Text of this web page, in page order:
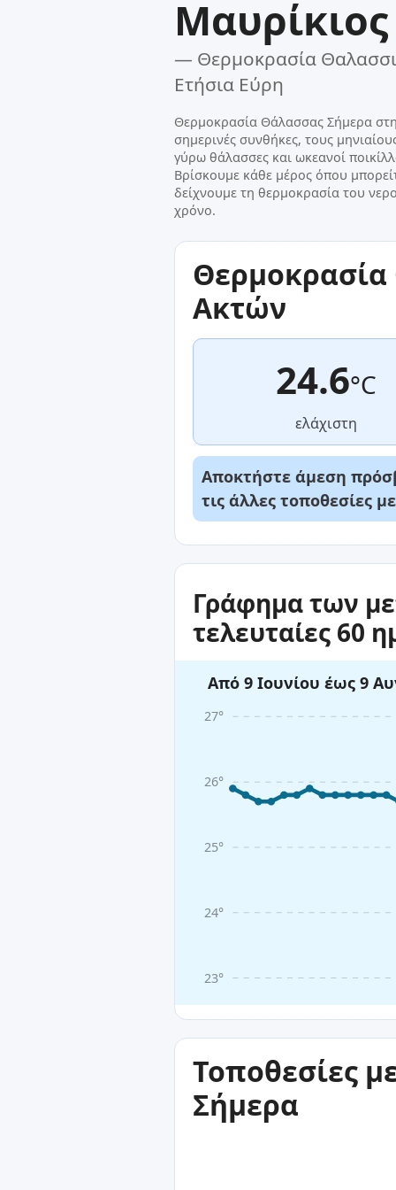
Μαυρίκιος
— Θερμοκρασία
Ετήσια Εύρη
Θερμοκρασία Θάλασσας Σήμερα
σημερινές συνθήκες, τους
γύρω θάλασσες και ωκεανοί
Βρίσκουμε κάθε μέρος όπου
δείχνουμε τη θερμοκρασία του
χρόνο.
Ακτών
24.6°C
ελάχιστη
Αποκτήστε άμεση
τις άλλες τοποθεσίες
Γράφημα των
τελευταίες 60
Από 9 Ιουνίου έως 9
23°
24°
25°
26°
27°
Τοποθεσίες
Σήμερα